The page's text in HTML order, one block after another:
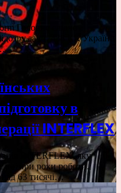
Головне слідче
за ст. 438 КК України
в
INTERFLEX
INTERFLEX, яку
чотири роки роботи.
63 тисячі…